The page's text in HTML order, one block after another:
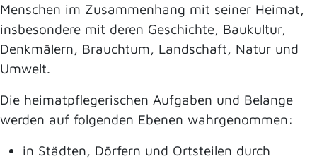
Menschen im Zusammenhang mit seiner Heimat,
insbesondere mit deren Geschichte, Baukultur,
Denkmälern, Brauchtum, Landschaft, Natur und
Umwelt.
Die heimatpflegerischen Aufgaben und Belange
werden auf folgenden Ebenen wahrgenommen:
in Städten, Dörfern und Ortsteilen durch